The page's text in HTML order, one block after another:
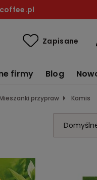
Zapisane
firmy Blog
Mieszanki przypraw Kamis